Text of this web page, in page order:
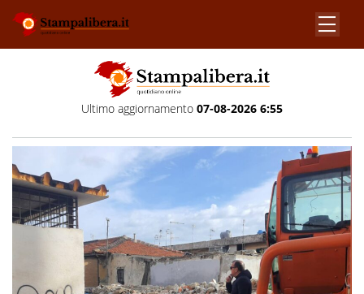
Ultimo aggiornamento 07-08-2026 6:55